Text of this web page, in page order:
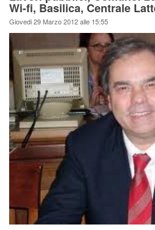
Wi-fi, Basilica, Centrale
Giovedi 29 Marzo 2012 alle 15:55